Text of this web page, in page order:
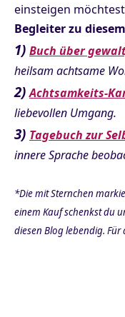
einsteigen
Begleiter zu
1) Buch über
heilsam achtsame
2)Achtsamkeits-
liebevollen Umgang.
3) Tagebuch zur
innere Sprache
*Die mit Sternchen
einem Kauf schenkst du
diesen Blog lebendig.